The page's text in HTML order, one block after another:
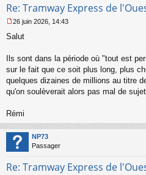
Re: Tramway Express de
e
s
g
e
n
n
u
26 juin 2026, 14:43
Salut
Ils sont dans la période où "tout est
sur le fait que ce soit plus long, plus
quelques dizaines de millions au titre
qu'on soulèverait alors pas mal de
Rémi
NP73
Passager
Re: Tramway Express de